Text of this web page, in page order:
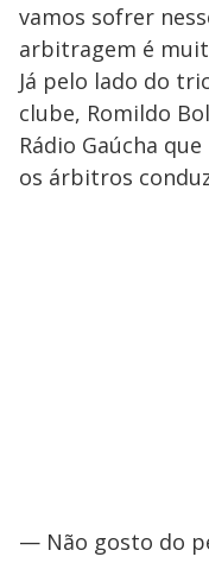
vamos sofrer
arbitragem é
Já pelo lado do
clube, Romildo
Rádio Gaúcha
os árbitros
— Não gosto do